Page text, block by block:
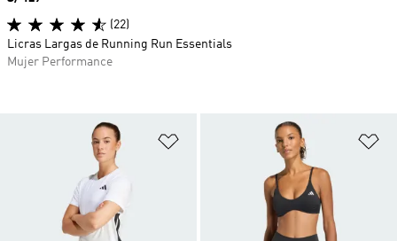
Añadir a la lista de deseos
(22)
Licras Largas de Running Run Essentials
Mujer Performance